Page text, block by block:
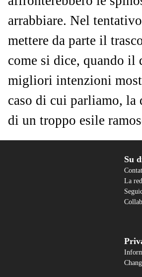
arrabbiare. Nel
mettere da parte il
come si dice, quando il
migliori intenzioni
caso di cui parliamo, la
di un troppo esile
Su
La